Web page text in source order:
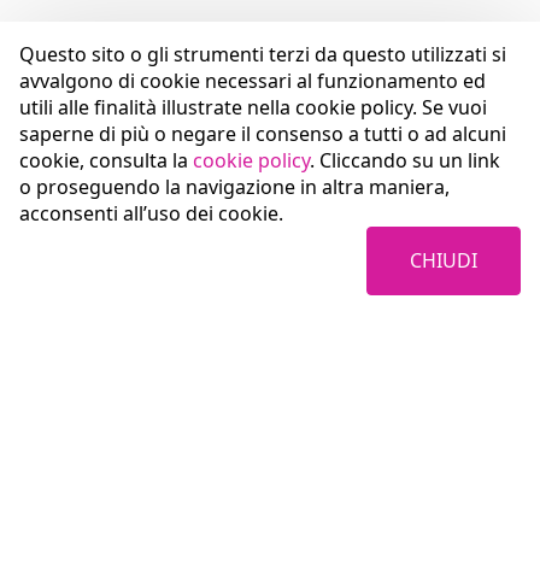
Questo sito o gli strumenti terzi da questo utilizzati si
avvalgono di cookie necessari al funzionamento ed
utili alle finalità illustrate nella cookie policy. Se vuoi
saperne di più o negare il consenso a tutti o ad alcuni
cookie, consulta la cookie policy. Cliccando su un link
o proseguendo la navigazione in altra maniera,
acconsenti all’uso dei cookie.
CHIUDI